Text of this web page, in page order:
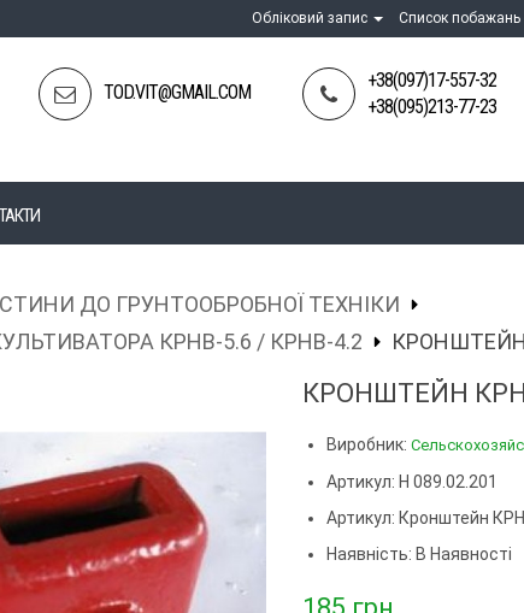
Обліковий запис Список побажань
TOD.VIT@GMAIL.COM
+38(097)17-557-32
+38(095)213-77-23
ДО ГРУНТООБРОБНОЇ ТЕХНІКИ
КРНВ-5.6 / КРНВ-4.2
КРОНШТЕЙН
Виробник:
Артикул: Н 089.02.201
Артикул: Кронштейн
Наявність: В Наявності